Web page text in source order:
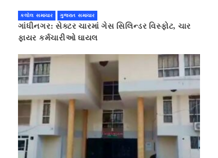
કલોલ સમાચાર ગુજરાત સમાચાર
ગાંધીનગર: સેક્ટર ચારમાં ગેસ સિલિન્ડર વિસ્ફોટ, ચાર
ફાયર કર્મચારીઓ ઘાયલ